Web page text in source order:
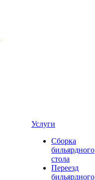
Услуги
Сборка
бильярдного
стола
Переезд
бильярдного